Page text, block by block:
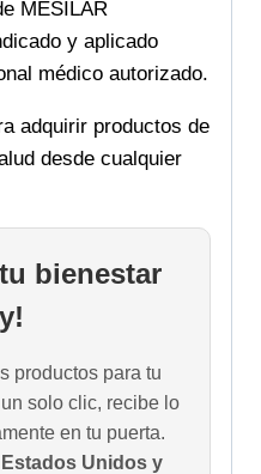
MESILAR
y aplicado
médico autorizado.
adquirir productos de
desde cualquier
bienestar
productos para tu
solo clic, recibe lo
en tu puerta.
Unidos y